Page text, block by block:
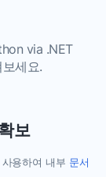
via .NET
세요.
보
용하여 내부 문서